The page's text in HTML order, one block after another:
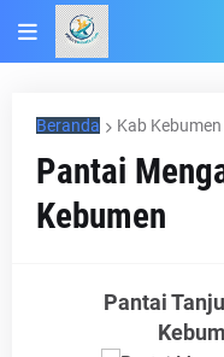
Beranda Kab Kebumen
Pantai
Kebumen
Pantai